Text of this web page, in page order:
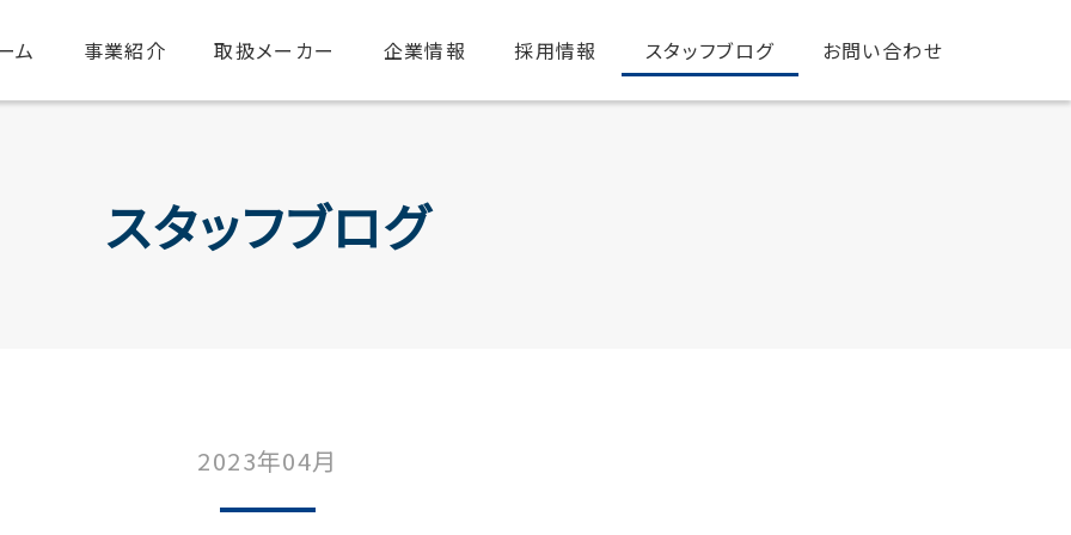
ム 事業紹介 取扱メーカー 企業情報 採用情報 スタッフブログ お問い合わせ
スタッフブログ
2023年04月